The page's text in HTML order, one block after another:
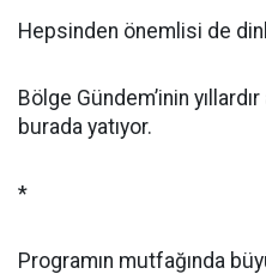
Hepsinden önemlisi de
Bölge Gündem’inin
burada yatıyor.
*
Programın mutfağında